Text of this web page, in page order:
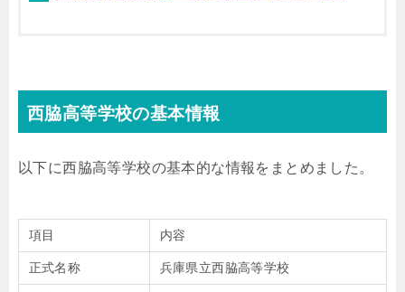
西脇高等学校の基本情報
以下に西脇高等学校の基本的な情報をまとめました。
項目 内容
正式名称 兵庫県立西脇高等学校